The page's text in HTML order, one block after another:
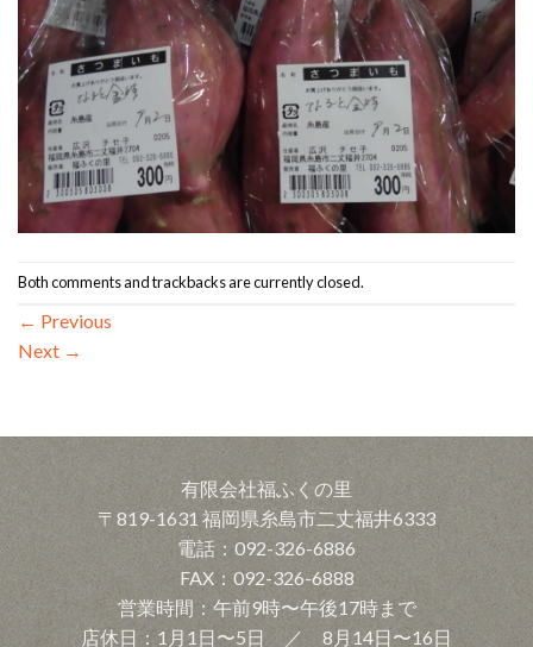
Both comments and trackbacks are currently closed.
← Previous
Next →
有限会社福ふくの里
〒819-1631 福岡県糸島市二丈福井6333
電話：092-326-6886
FAX：092-326-6888
営業時間：午前9時〜午後17時まで
店休日：1月1日〜5日 ／ 8月14日〜16日